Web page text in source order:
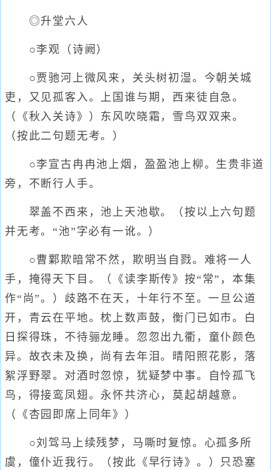
◎升堂六人
○李观（诗阙）
○贾驰河上微风来，关头树初湿。今朝关城
吏，又见孤客入。上国谁与期，西来徒自急。
（《秋入关诗》）东风吹晓霜，雪鸟双双来。
（按此二句题无考。）
○李宣古冉冉池上烟，盈盈池上柳。生贵非道
旁，不断行人手。
翠盖不西来，池上天池歇。（按以上六句题
并无考。“池”字必有一讹。）
○曹鄴欺暗常不然，欺明当自戮。难将一人
手，掩得天下目。（《读李斯传》按“常”，本集
作“尚”。）歧路不在天，十年行不至。一旦公道
开，青云在平地。枕上数声鼓，衡门已如市。白
日探得珠，不待骊龙睡。忽忽出九衢，童仆颜色
异。故衣未及换，尚有去年泪。晴阳照花影，落
絮浮野翠。对酒时忽惊，犹疑梦中事。自怜孤飞
鸟，得接鸾凤翅。永怀共济心，莫起胡越意。
（《杏园即席上同年》）
○刘驾马上续残梦，马嘶时复惊。心孤多所
虞，僮仆近我行。（按此《早行诗》。）只恐塞